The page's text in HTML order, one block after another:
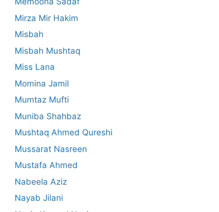
Mirza Mir Hakim
Misbah
Misbah Mushtaq
Miss Lana
Momina Jamil
Mumtaz Mufti
Muniba Shahbaz
Mushtaq Ahmed Qureshi
Mussarat Nasreen
Mustafa Ahmed
Nabeela Aziz
Nayab Jilani